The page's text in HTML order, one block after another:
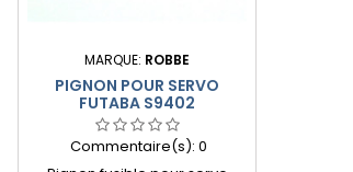
MARQUE: ROBBE
PIGNON POUR SERVO
FUTABA S9402
Commentaire(s): 0